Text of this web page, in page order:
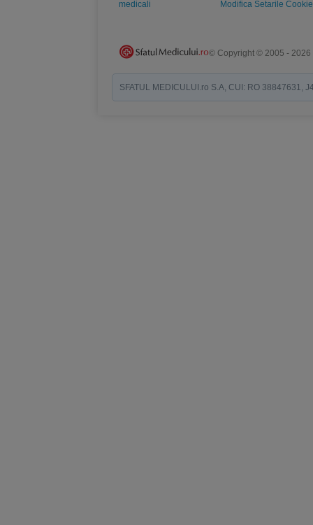
medicali
Modifica Setarile Cookie
© Copyright © 2005 - 2026
SFATUL MEDICULUI.ro S.A, CUI: RO 38847631,